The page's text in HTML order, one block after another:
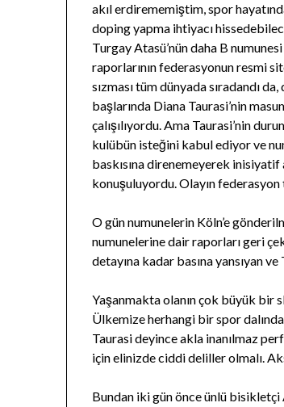
akıl erdirememiştim, spor
doping yapma ihtiyacı
Turgay Atasü’nün daha B
raporlarının federasyonun resmi
sızması tüm dünyada sıradandı
başlarında Diana Taurasi’nin
çalışılıyordu. Ama Taurasi’nin
kulübün isteğini kabul ediyor ve
baskısına direnemeyerek
konuşuluyordu. Olayın
O gün numunelerin Köln’e
numunelerine dair raporları geri
detayına kadar basına yansıyan
Yaşanmakta olanın çok büyük bir
Ülkemize herhangi bir spor
Taurasi deyince akla inanılmaz
için elinizde ciddi deliller olmalı.
Bundan iki gün önce ünlü